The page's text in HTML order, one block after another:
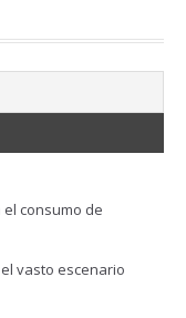
consumo de
vasto escenario